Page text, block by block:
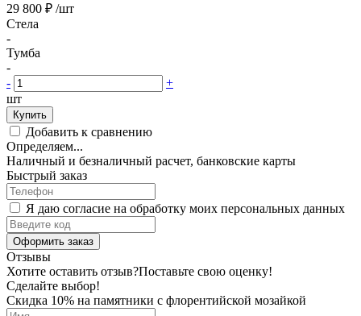
29 800 ₽ /шт
Стела
-
Тумба
-
-
+
шт
Купить
Добавить к сравнению
Определяем...
Наличный и безналичный расчет, банковские карты
Быстрый заказ
Я даю согласие на обработку моих персональных данных
Оформить заказ
Отзывы
Хотите оставить отзыв?Поставьте свою оценку!
Сделайте выбор!
Скидка 10% на памятники с флорентийской мозайкой